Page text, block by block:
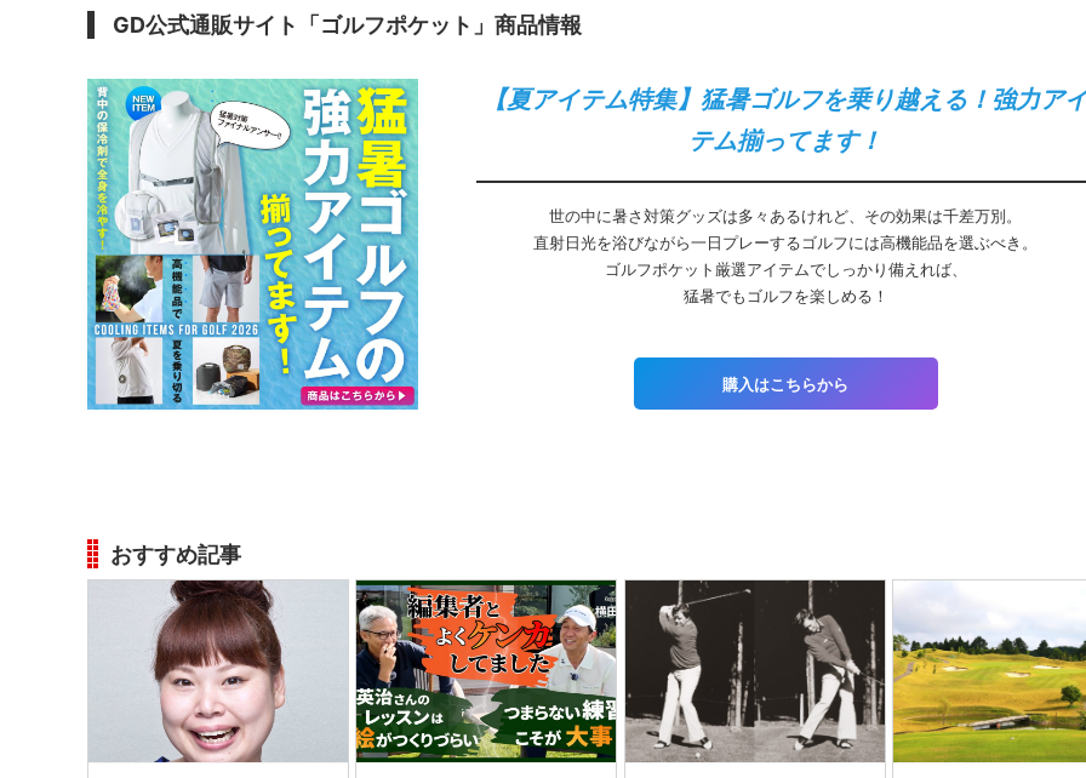
GD公式通販サイト「ゴルフポケット」商品情報
【夏アイテム特集】猛暑ゴルフを乗り越える！強力ア
テム揃ってます！
世の中に暑さ対策グッズは多々あるけれど、その効果は千差万別。
直射日光を浴びながら一日プレーするゴルフには高機能品を選ぶべき。
ゴルフポケット厳選アイテムでしっかり備えれば、
猛暑でもゴルフを楽しめる！
購入はこちらから
おすすめ記事